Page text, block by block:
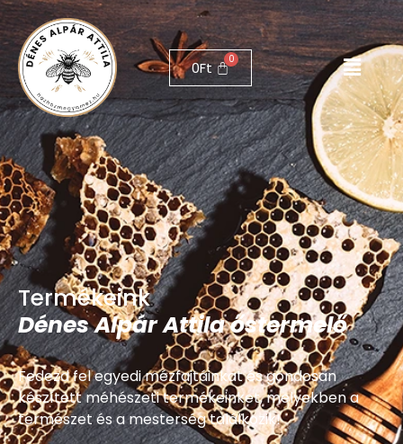
0Ft
Termékeink
Dénes Alpár Attila őstermelő
Fedezd fel egyedi mézfajtáinkat és gondosan
készített méhészeti termékeinket, melyekben a
természet és a mesterség találkozik!